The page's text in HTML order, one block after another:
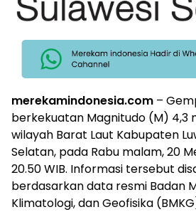
merekamindonesia.com –
berkekuatan Magnitudo (M) 4,3
wilayah Barat Laut Kabupaten
Selatan, pada Rabu malam, 20
20.50 WIB. Informasi tersebut
berdasarkan data resmi Badan
Klimatologi, dan Geofisika